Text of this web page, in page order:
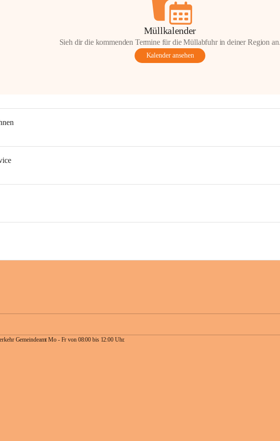
Müllkalender
Sieh dir die kommenden Termine für die Müllabfuhr in deiner Region
Kalender ansehen
Gemeindeamt Mo - Fr von 08:00 bis 12:00 Uhr.